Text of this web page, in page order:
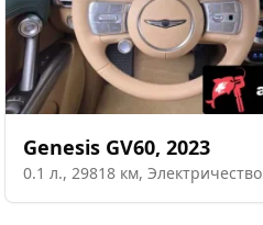
Genesis GV60, 2023
0.1 л., 29818 км, Электричество